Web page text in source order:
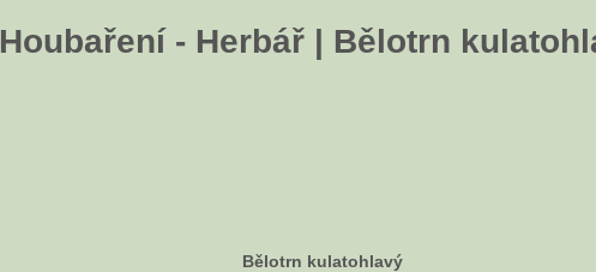
Houbaření - Herbář | Bělotrn
Bělotrn kulatohlavý